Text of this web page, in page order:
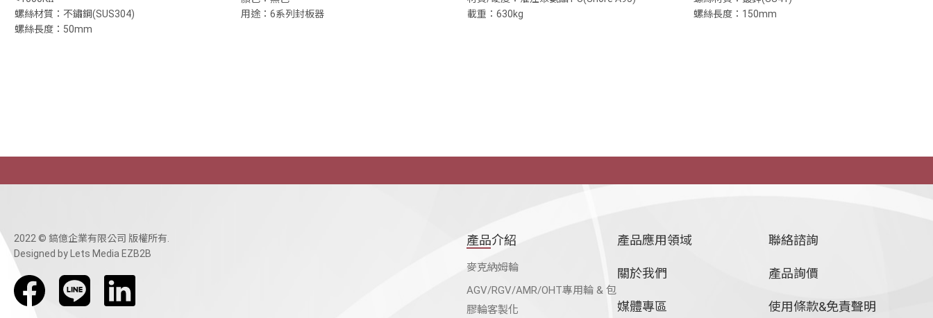
螺絲材質：不鏽鋼(SUS304)
螺絲長度：50mm
用途：6系列封板器
載重：630kg
螺絲長度：150mm
2022 © 鎬億企業有限公司 版權所有.
Designed by Lets Media EZB2B
產品介紹
麥克納姆輪
AGV/RGV/AMR/OHT專用輪 & 包
膠輪客製化
產品應用領域
關於我們
媒體專區
聯絡諮詢
產品詢價
使用條款&免責聲明